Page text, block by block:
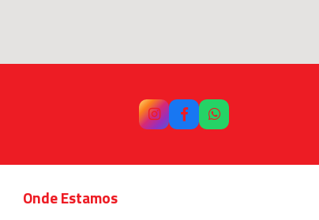
Onde Estamos